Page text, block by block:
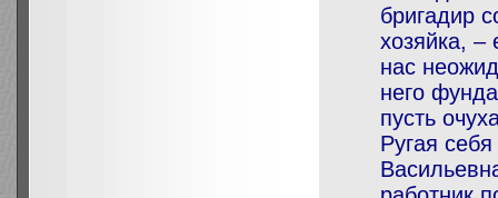
бригадир
хозяйка, –
нас
него
пусть
Ругая